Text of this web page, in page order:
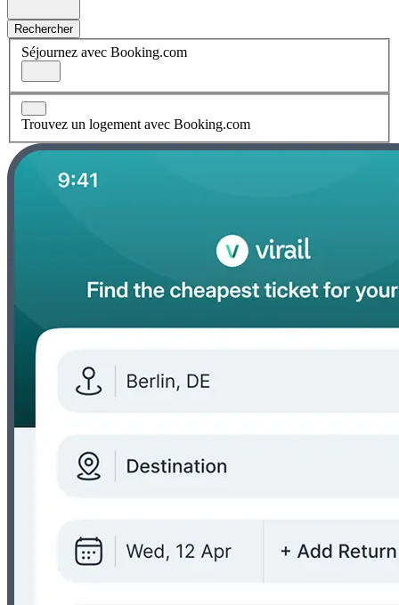
Rechercher
Séjournez avec Booking.com
Trouvez un logement avec Booking.com